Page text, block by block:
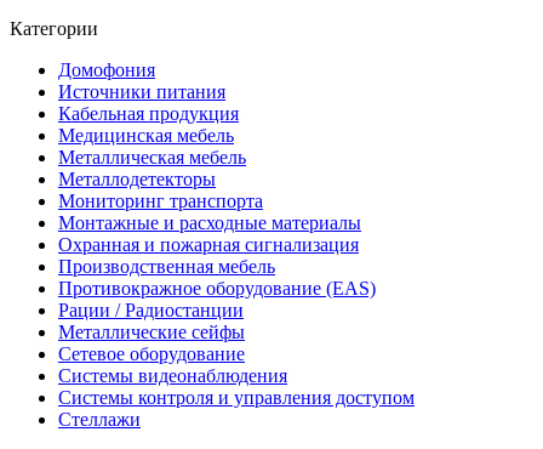
Категории
Домофония
Источники питания
Кабельная продукция
Медицинская мебель
Металлическая мебель
Металлодетекторы
Мониторинг транспорта
Монтажные и расходные материалы
Охранная и пожарная сигнализация
Производственная мебель
Противокражное оборудование (EAS)
Рации / Радиостанции
Металлические сейфы
Сетевое оборудование
Системы видеонаблюдения
Системы контроля и управления доступом
Стеллажи